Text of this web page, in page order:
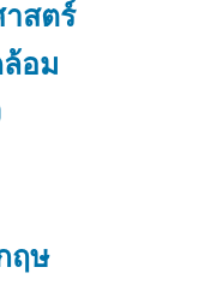
สตร์
อม
ฤษ